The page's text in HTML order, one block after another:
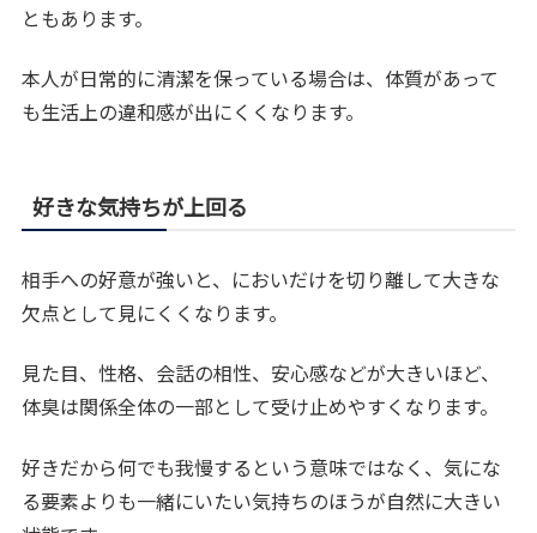
ともあります。
本人が日常的に清潔を保っている場合は、体質があって
も生活上の違和感が出にくくなります。
好きな気持ちが上回る
相手への好意が強いと、においだけを切り離して大きな
欠点として見にくくなります。
見た目、性格、会話の相性、安心感などが大きいほど、
体臭は関係全体の一部として受け止めやすくなります。
好きだから何でも我慢するという意味ではなく、気にな
る要素よりも一緒にいたい気持ちのほうが自然に大きい